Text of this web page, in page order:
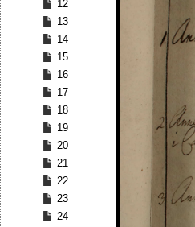
12
13
14
15
16
17
18
19
20
21
22
23
24